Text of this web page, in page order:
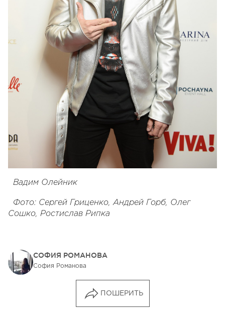
Вадим Олейник
Фото: Сергей Гриценко, Андрей Горб, Олег
Сошко, Ростислав Рипка
СОФИЯ РОМАНОВА
София Романова
ПОШЕРИТЬ